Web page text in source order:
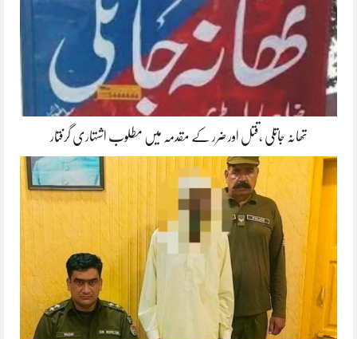
تھانہ جاتلی ،قتل اور ضرر کے مقدمہ میں مطلوب اشتہاری گرفتار